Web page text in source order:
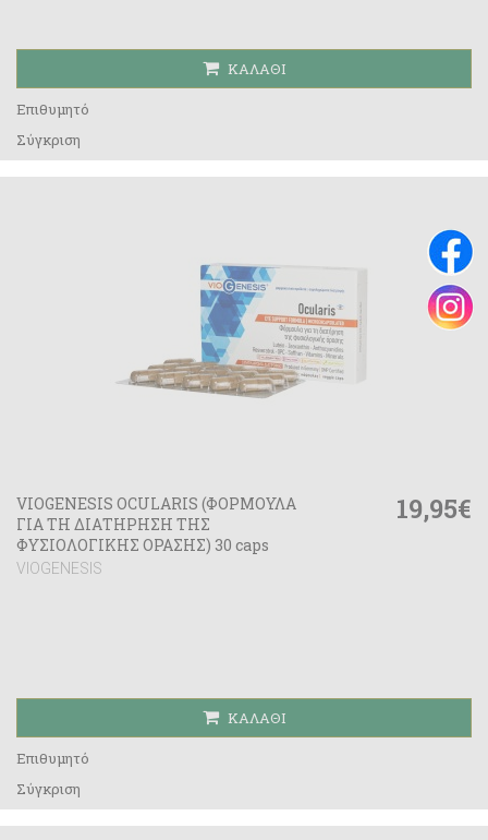
ΚΑΛΆΘΙ
Επιθυμητό
Σύγκριση
VIOGENESIS OCULARIS (ΦΟΡΜΟΥΛΑ
ΓΙΑ ΤΗ ΔΙΑΤΗΡΗΣΗ ΤΗΣ
ΦΥΣΙΟΛΟΓΙΚΗΣ ΟΡΑΣΗΣ) 30 caps
VIOGENESIS
19,95€
ΚΑΛΆΘΙ
Επιθυμητό
Σύγκριση